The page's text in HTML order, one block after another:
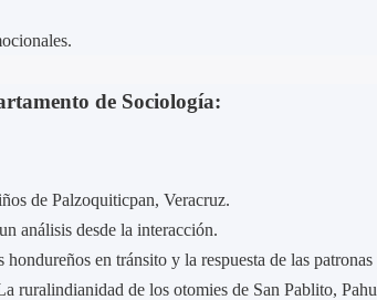
de Sociología:
de Palzoquiticpan, Veracruz.
análisis desde la interacción.
en tránsito y la respuesta de las
ruralindianidad de los otomies de San Pablito,